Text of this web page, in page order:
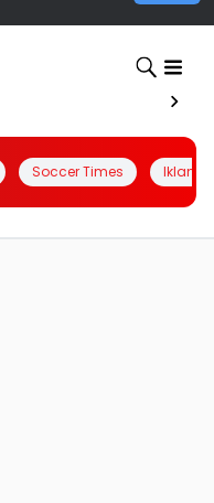
Soccer Times Iklanin